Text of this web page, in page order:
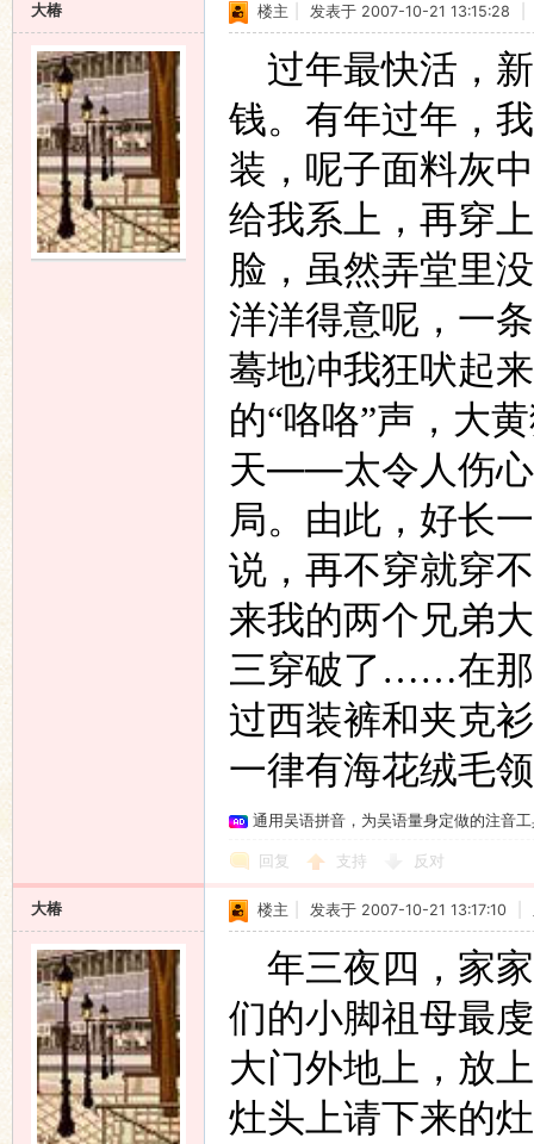
大椿 楼主 发表于 2007-10-21 13:15:28
过年最快活，
钱。有年过年，
装，呢子面料灰
给我系上，再穿
脸，虽然弄堂里
洋洋得意呢，一
蓦地冲我狂吠起
的“咯咯”声，大
天——太令人伤
局。由此，好长
说，再不穿就穿
来我的两个兄弟
三穿破了……在那
过西装裤和夹克
一律有海花绒毛
通用吴语拼音，为吴语量身定做的注音
回复 支持 反对
大椿 楼主 发表于 2007-10-21 13:17:10
年三夜四，家
们的小脚祖母最
大门外地上，放
灶头上请下来的